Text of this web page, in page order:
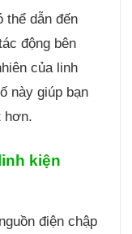
thể dẫn đến
động bên
của linh
này giúp bạn
hơn.
kiện
điện chập